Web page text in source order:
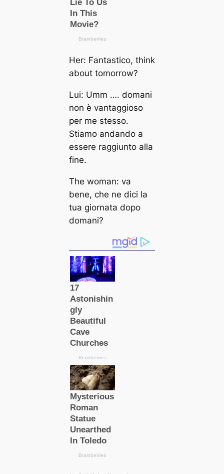
Her: Fantastico, think
about tomorrow?
Lui: Umm …. domani
non è vantaggioso
per me stesso.
Stiamo andando a
essere raggiunto alla
fine.
The woman: va
bene, che ne dici la
tua giornata dopo
domani?